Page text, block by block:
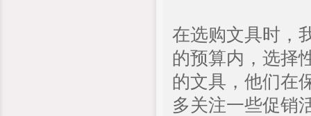
在选购文具时，
的预算内，选择
的文具，他们在
多关注一些促销